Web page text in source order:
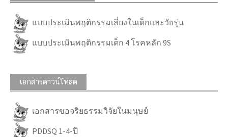
แบบประเมินพฤติกรรมเสี่ยงในเด็กและวัยรุ่น
แบบประเมินพฤติกรรมเด็ก 4 โรคหลัก 9S
เอกสารดาวน์โหลด
เอกสารขอจริยธรรมวิจัยในมนุษย์
PDDSQ 1-4-ปี